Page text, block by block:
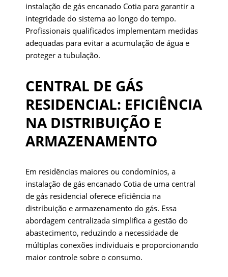
instalação de gás encanado Cotia para garantir a
integridade do sistema ao longo do tempo.
Profissionais qualificados implementam medidas
adequadas para evitar a acumulação de água e
proteger a tubulação.
CENTRAL DE GÁS
RESIDENCIAL: EFICIÊNCIA
NA DISTRIBUIÇÃO E
ARMAZENAMENTO
Em residências maiores ou condomínios, a
instalação de gás encanado Cotia de uma central
de gás residencial oferece eficiência na
distribuição e armazenamento do gás. Essa
abordagem centralizada simplifica a gestão do
abastecimento, reduzindo a necessidade de
múltiplas conexões individuais e proporcionando
maior controle sobre o consumo.